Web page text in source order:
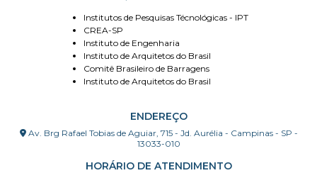
Institutos de Pesquisas Técnológicas - IPT
CREA-SP
Instituto de Engenharia
Instituto de Arquitetos do Brasil
Comitê Brasileiro de Barragens
Instituto de Arquitetos do Brasil
ENDEREÇO
Av. Brg Rafael Tobias de Aguiar, 715 - Jd. Aurélia - Campinas - SP -
13033-010
HORÁRIO DE ATENDIMENTO